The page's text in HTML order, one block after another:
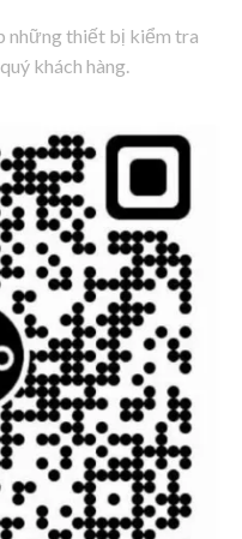
những thiết bị kiểm tra
khách hàng.